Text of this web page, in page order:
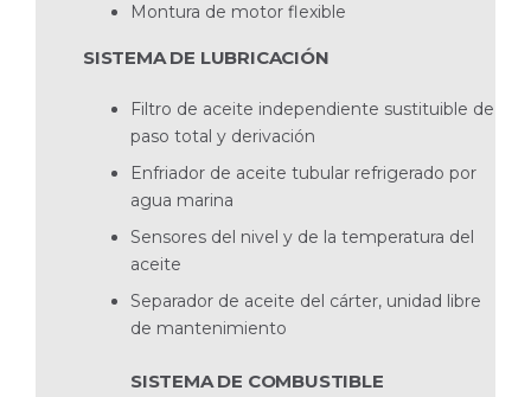
Montura de motor flexible
SISTEMA DE LUBRICACIÓN
Filtro de aceite independiente sustituible de
paso total y derivación
Enfriador de aceite tubular refrigerado por
agua marina
Sensores del nivel y de la temperatura del
aceite
Separador de aceite del cárter, unidad libre
de mantenimiento
SISTEMA DE COMBUSTIBLE